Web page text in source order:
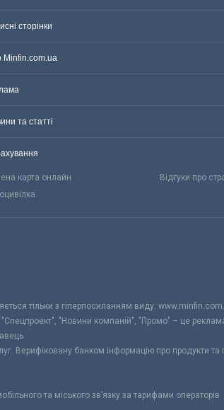
сторінки
Minfin.com.ua
та статті
карта онлайн Відгуки про
тільки з гіперпосиланням виду:
"Новини компаній", "Промо" – це
Верифіковану банком інформацію про продукти
та міського зв’язку за тарифами операторів